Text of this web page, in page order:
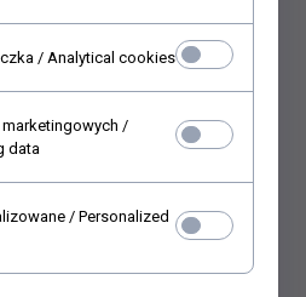
FSC-C021878)
Certyfikacja (nr FR / 011/003)
pasuje do
24-85) LDK
71)
Recyklingu FSC® i PCF
/ Analytical cookies
marketingowych /
data
/ Personalized